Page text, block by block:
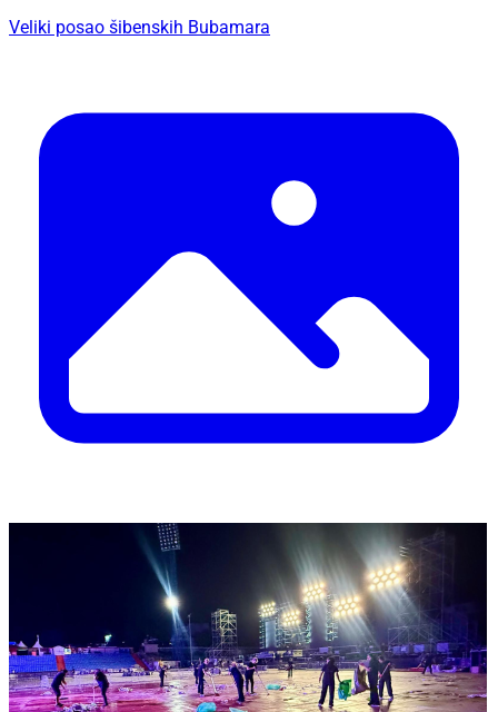
Veliki posao šibenskih Bubamara